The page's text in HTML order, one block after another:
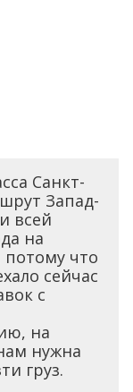
Санкт-
Запад-
всей
на
потому что
сейчас
с
на
нужна
груз.